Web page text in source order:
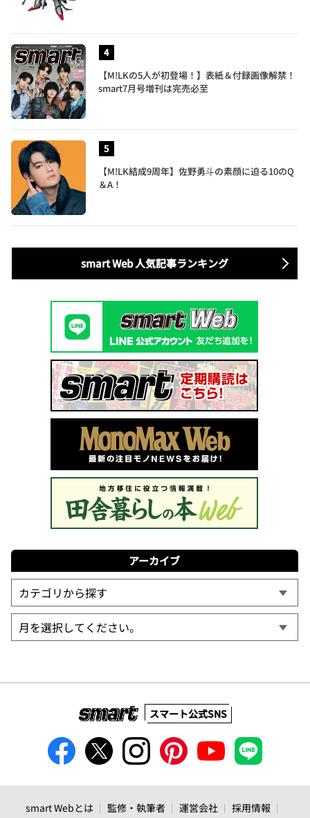
【M!LKの5人が初登場！】表紙＆付録画像解禁！
smart7月号増刊は完売必至
【M!LK結成9周年】佐野勇斗の素顔に迫る10のQ
＆A！
smart Web 人気記事ランキング
アーカイブ
スマート公式SNS
smart Webとは 監修・執筆者 運営会社 採用情報